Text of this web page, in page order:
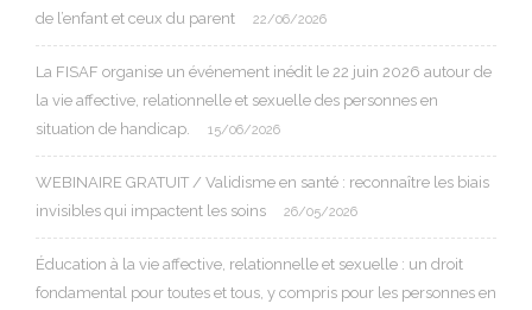
de l’enfant et ceux du parent
22/06/2026
La FISAF organise un événement inédit le 22 juin 2026 autour de
la vie affective, relationnelle et sexuelle des personnes en
situation de handicap.
15/06/2026
WEBINAIRE GRATUIT / Validisme en santé : reconnaître les biais
invisibles qui impactent les soins
26/05/2026
Éducation à la vie affective, relationnelle et sexuelle : un droit
fondamental pour toutes et tous, y compris pour les personnes en